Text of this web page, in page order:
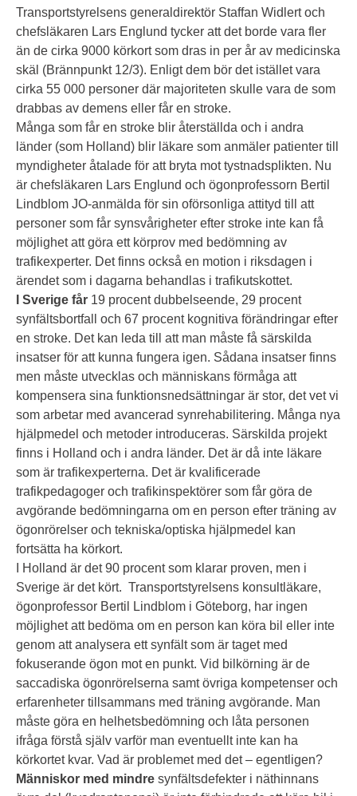
Transportstyrelsens generaldirektör Staffan Widlert och
chefsläkaren Lars Englund tycker att det borde vara fler
än de cirka 9000 körkort som dras in per år av medicinska
skäl (Brännpunkt 12/3). Enligt dem bör det istället vara
cirka 55 000 personer där majoriteten skulle vara de som
drabbas av demens eller får en stroke.
Många som får en stroke blir återställda och i andra
länder (som Holland) blir läkare som anmäler patienter till
myndigheter åtalade för att bryta mot tystnadsplikten. Nu
är chefsläkaren Lars Englund och ögonprofessorn Bertil
Lindblom JO-anmälda för sin oförsonliga attityd till att
personer som får synsvårigheter efter stroke inte kan få
möjlighet att göra ett körprov med bedömning av
trafikexperter. Det finns också en motion i riksdagen i
ärendet som i dagarna behandlas i trafikutskottet.
I Sverige får 19 procent dubbelseende, 29 procent
synfältsbortfall och 67 procent kognitiva förändringar efter
en stroke. Det kan leda till att man måste få särskilda
insatser för att kunna fungera igen. Sådana insatser finns
men måste utvecklas och människans förmåga att
kompensera sina funktionsnedsättningar är stor, det vet vi
som arbetar med avancerad synrehabilitering. Många nya
hjälpmedel och metoder introduceras. Särskilda projekt
finns i Holland och i andra länder. Det är då inte läkare
som är trafikexperterna. Det är kvalificerade
trafikpedagoger och trafikinspektörer som får göra de
avgörande bedömningarna om en person efter träning av
ögonrörelser och tekniska/optiska hjälpmedel kan
fortsätta ha körkort.
I Holland är det 90 procent som klarar proven, men i
Sverige är det kört. Transportstyrelsens konsultläkare,
ögonprofessor Bertil Lindblom i Göteborg, har ingen
möjlighet att bedöma om en person kan köra bil eller inte
genom att analysera ett synfält som är taget med
fokuserande ögon mot en punkt. Vid bilkörning är de
saccadiska ögonrörelserna samt övriga kompetenser och
erfarenheter tillsammans med träning avgörande. Man
måste göra en helhetsbedömning och låta personen
ifråga förstå själv varför man eventuellt inte kan ha
körkortet kvar. Vad är problemet med det – egentligen?
Människor med mindre synfältsdefekter i näthinnans